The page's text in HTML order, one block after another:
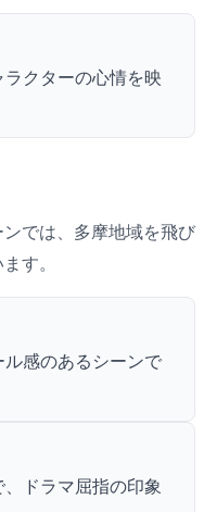
ラクターの心情を映
では、多摩地域を飛び
す。
ル感のあるシーンで
、ドラマ屈指の印象